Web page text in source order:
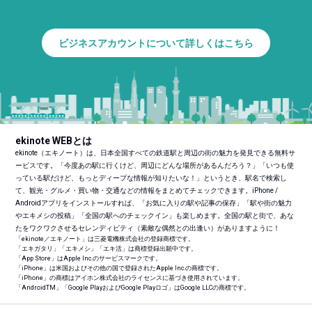
ビジネスアカウントについて詳しくはこちら
ekinote WEBとは
ekinote（エキノート）は、日本全国すべての鉄道駅と周辺の街の魅力を発見できる無料サ
ービスです。「今度あの駅に行くけど、周辺にどんな場所があるんだろう？」「いつも使
っている駅だけど、もっとディープな情報が知りたいな！」というとき、駅名で検索し
て、観光・グルメ・買い物・交通などの情報をまとめてチェックできます。iPhone /
Androidアプリをインストールすれば、「お気に入りの駅や記事の保存」「駅や街の魅力
やエキメシの投稿」「全国の駅へのチェックイン」も楽しめます。全国の駅と街で、あな
たをワクワクさせるセレンディピティ（素敵な偶然との出逢い）がありますように！
「ekinote／エキノート」は三菱電機株式会社の登録商標です。
「エキガタリ」「エキメシ」「エキ活」は商標登録出願中です。
「App Store」はApple Inc.のサービスマークです。
「iPhone」は米国およびその他の国で登録されたApple Inc.の商標です。
「iPhone」の商標はアイホン株式会社のライセンスに基づき使用されています。
「AndroidTM 」「Google PlayおよびGoogle Playロゴ」はGoogle LLCの商標です。